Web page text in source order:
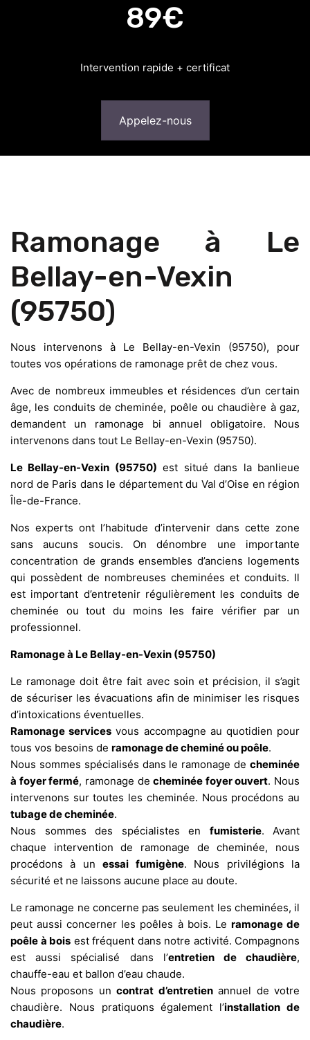
89€
Intervention rapide + certificat
Appelez-nous
Ramonage à Le
Bellay-en-Vexin
(95750)
Nous intervenons à Le Bellay-en-Vexin (95750), pour
toutes vos opérations de ramonage prêt de chez vous.
Avec de nombreux immeubles et résidences d’un certain
âge, les conduits de cheminée, poêle ou chaudière à gaz,
demandent un ramonage bi annuel obligatoire. Nous
intervenons dans tout Le Bellay-en-Vexin (95750).
Le Bellay-en-Vexin (95750) est situé dans la banlieue
nord de Paris dans le département du Val d’Oise en région
Île-de-France.
Nos experts ont l’habitude d’intervenir dans cette zone
sans aucuns soucis. On dénombre une importante
concentration de grands ensembles d’anciens logements
qui possèdent de nombreuses cheminées et conduits. Il
est important d’entretenir régulièrement les conduits de
cheminée ou tout du moins les faire vérifier par un
professionnel.
Ramonage à Le Bellay-en-Vexin (95750)
Le ramonage doit être fait avec soin et précision, il s’agit
de sécuriser les évacuations afin de minimiser les risques
d’intoxications éventuelles.
Ramonage services vous accompagne au quotidien pour
tous vos besoins de ramonage de cheminé ou poêle.
Nous sommes spécialisés dans le ramonage de cheminée
à foyer fermé, ramonage decheminée foyer ouvert. Nous
intervenons sur toutes les cheminée. Nous procédons au
tubage de cheminée.
Nous sommes des spécialistes en fumisterie. Avant
chaque intervention de ramonage de cheminée, nous
procédons à unessai fumigène. Nous privilégions la
sécurité et ne laissons aucune place au doute.
Le ramonage ne concerne pas seulement les cheminées, il
peut aussi concerner les poêles à bois. Le ramonage de
poêle à bois est fréquent dans notre activité. Compagnons
est aussi spécialisé dans l’entretien de chaudière,
chauffe-eau et ballon d’eau chaude.
Nous proposons uncontrat d’entretienannuel de votre
chaudière. Nous pratiquons également l’installation de
chaudière.